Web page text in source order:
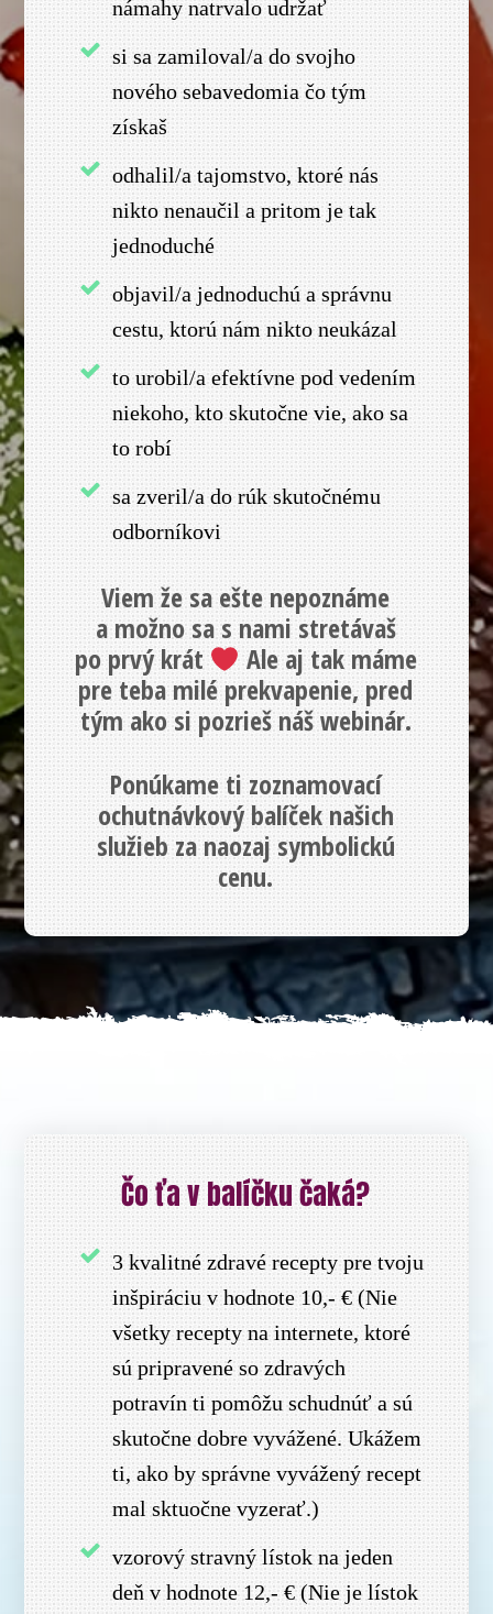
námahy natrvalo udržať
si sa zamiloval/a do svojho
nového sebavedomia čo tým
získaš
odhalil/a tajomstvo, ktoré nás
nikto nenaučil a pritom je tak
jednoduché
objavil/a jednoduchú a správnu
cestu, ktorú nám nikto neukázal
to urobil/a efektívne pod vedením
niekoho, kto skutočne vie, ako sa
to robí
sa zveril/a do rúk skutočnému
odborníkovi
Viem že sa ešte nepoznáme
a možno sa s nami stretávaš
po prvý krát
Ale aj tak máme
pre teba milé prekvapenie, pred
tým ako si pozrieš náš webinár.
Ponúkame ti zoznamovací
ochutnávkový balíček našich
služieb za naozaj symbolickú
cenu.
Čo ťa v balíčku čaká?
3 kvalitné zdravé recepty pre tvoju
inšpiráciu v hodnote 10,- € (Nie
všetky recepty na internete, ktoré
sú pripravené so zdravých
potravín ti pomôžu schudnúť a sú
skutočne dobre vyvážené. Ukážem
ti, ako by správne vyvážený recept
mal sktuočne vyzerať.)
vzorový stravný lístok na jeden
deň v hodnote 12,- € (Nie je lístok